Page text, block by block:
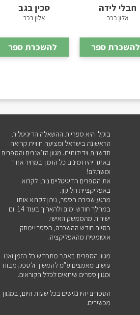
חבלי לידה
אלון בכר
להשכרת ספר
סכין בגב
אלון בכר
להשכרת ספר
בוקלי היא ספריית ההשאלה הדיגיטלית
הראשונה בישראל ומציעה חוויית קריאה
חדשנית וידידותית. מגוון הז'אנרים והספרים
באתר יהיו זמינים כל הזמן ובמחיר אחיד
ומשתלם!
את הספרים הדיגיטליים ניתן לקרוא
באפליקציית הליקון.
מרגע שכירת הספר, ניתן לקרוא אותו
במהלך חודש ימים ולהאריך בעוד 14 יום
ישירות מהממשק האישי.
בסיום חודש ההשכרה, הספר יימחק
אוטומטית מהאפליקציה.
מגוון הספרים באתר מתחדש כל הזמן ואנו
עושים מאמצים ע"מ להמשיך ולספק מבחר
ומגוון ספרים שיתאים לכלל הקוראים.
הספרים יהיו נגישים בכל שעות היום, במגוון
מכשירים.